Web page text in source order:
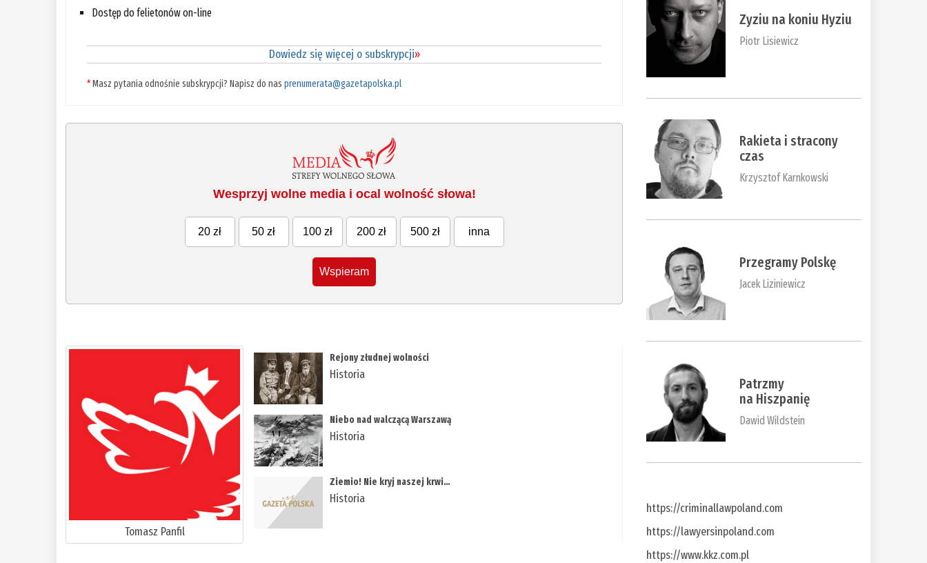
Dostęp do felietonów on-line
Dowiedz się więcej o subskrypcji»
*Masz pytania odnośnie subskrypcji? Napisz do nasprenumerata@gazetapolska.pl
Wesprzyj wolne media i ocal wolność słowa!
20 zł 50 zł 100 zł 200 zł 500 zł inna
Wspieram
Tomasz Panfil
Rejony złudnej wolności
Historia
Niebo nad walczącą Warszawą
Historia
Ziemio! Nie kryj naszej krwi…
Historia
Zyziu na koniu Hyziu
Piotr Lisiewicz
Rakieta i stracony
czas
Krzysztof Karnkowski
Przegramy Polskę
Jacek Liziniewicz
Patrzmy
na Hiszpanię
Dawid Wildstein
https://criminallawpoland.com
https://lawyersinpoland.com
https://www.kkz.com.pl